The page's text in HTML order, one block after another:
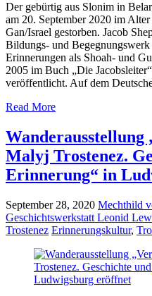
Der gebürtig aus Slonim in
am 20. September 2020 im
Gan/Israel gestorben. Jacob
Bildungs- und Begegnungswerk
Erinnerungen als Shoah- und
2005 im Buch „Die
veröffentlicht. Auf dem
Read More
Malyj Trostenez.
Erinnerung“ in
September 28, 2020 Mechthild
Geschichtswerkstatt Leonid
Trostenez Erinnerungskultur,